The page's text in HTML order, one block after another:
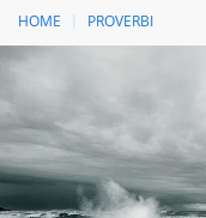
HOME PROVERBI